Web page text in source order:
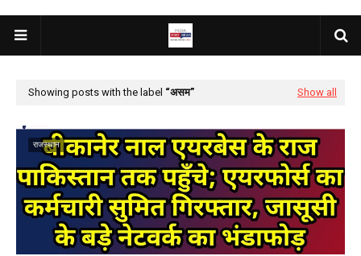
Showing posts with the label असम Show all
राजस्थान